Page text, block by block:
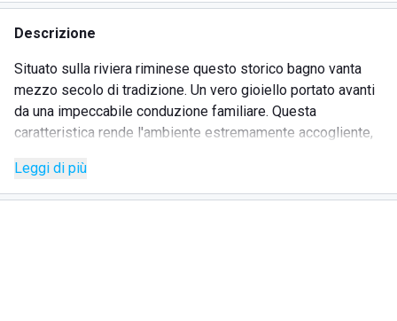
Descrizione
Situato sulla riviera riminese questo storico bagno vanta
mezzo secolo di tradizione. Un vero gioiello portato avanti
da una impeccabile conduzione familiare. Questa
caratteristica rende l'ambiente estremamente accogliente,
coccolati e soddisfarsi in ogni loro necessità. La cordialità,
la vicinanza, l'amicizia che si respirano rendono l'atmosfera
Leggi di più